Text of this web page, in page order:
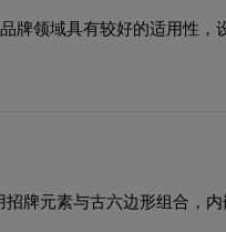
牌领域具有较好的适用性
牌元素与古六边形组合，